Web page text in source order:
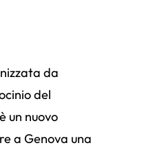
da
del
un nuovo
a Genova una